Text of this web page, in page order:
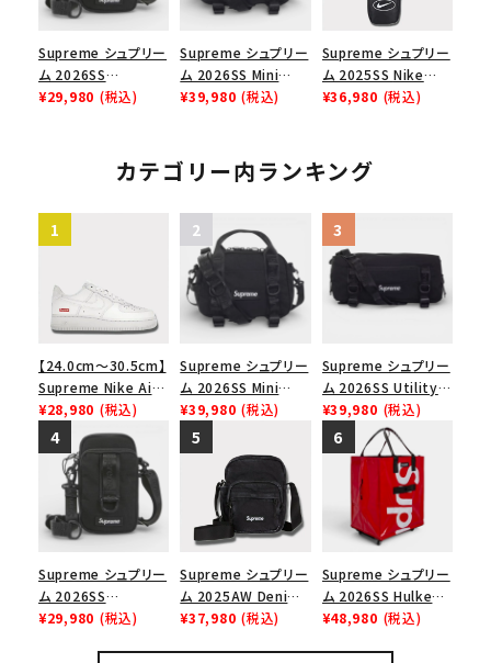
Supreme シュプリー
ム 2026SS
Shoulder Bag ショ
¥29,980 (税込)
Supreme シュプリー
ム 2026SS Mini
Duffle Bag ミニダッ
¥39,980 (税込)
Supreme シュプリー
ム 2025SS Nike
Leather Shoulder
ク 黒
¥36,980 (税込)
カテゴリー内ランキング
【24.0cm～30.5cm】
Supreme Nike Air
Force 1 Low シュプ
リーム ナイキエアフォ
ース１スニーカー シ
ューズ ホワイト
¥28,980 (税込)
Supreme シュプリー
ム 2026SS Mini
Duffle Bag ミニダッ
フルバッグ ブラック
¥39,980 (税込)
Supreme シュプリー
ム 2026SS Utility
Bag ユーティリティ
バッグ ブラック
¥39,980 (税込)
Supreme シュプリー
ム 2026SS
Shoulder Bag ショ
¥29,980 (税込)
Supreme シュプリー
ム 2025AW Denim
Shoulder Bag デニ
¥37,980 (税込)
Supreme シュプリー
ム 2026SS Hulken
Rolling Tote
¥48,980 (税込)